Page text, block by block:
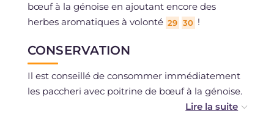
bœuf à la génoise en ajoutant encore des
herbes aromatiques à volonté 29 30 !
CONSERVATION
Il est conseillé de consommer immédiatement
les paccheri avec poitrine de bœuf à la génoise.